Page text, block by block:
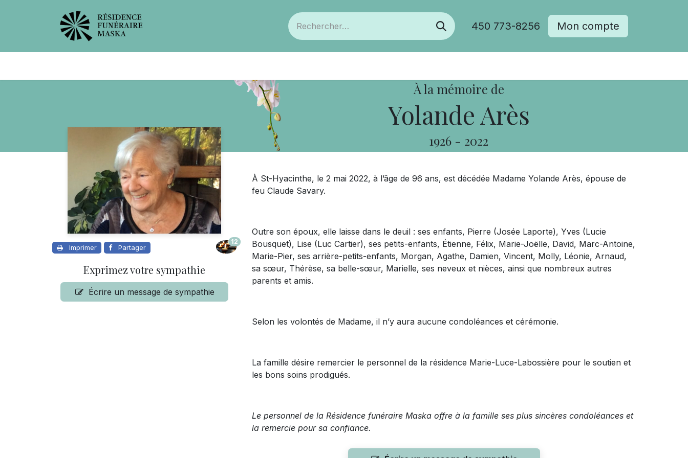
450 773-8256 Mon compte
À la mémoire de
Yolande Arès
1926 - 2022
Imprimer Partager
12
Exprimez votre sympathie
Écrire un message de sympathie
À St-Hyacinthe, le 2 mai 2022, à l’âge de 96 ans, est décédée Madame Yolande Arès, épouse de
feu Claude Savary.
Outre son époux, elle laisse dans le deuil : ses enfants, Pierre (Josée Laporte), Yves (Lucie
Bousquet), Lise (Luc Cartier), ses petits-enfants, Étienne, Félix, Marie-Joëlle, David, Marc-Antoine,
Marie-Pier, ses arrière-petits-enfants, Morgan, Agathe, Damien, Vincent, Molly, Léonie, Arnaud,
sa sœur, Thérèse, sa belle-sœur, Marielle, ses neveux et nièces, ainsi que nombreux autres
parents et amis.
Selon les volontés de Madame, il n’y aura aucune condoléances et cérémonie.
La famille désire remercier le personnel de la résidence Marie-Luce-Labossière pour le soutien et
les bons soins prodigués.
Le personnel de la Résidence funéraire Maska offre à la famille ses plus sincères condoléances et
la remercie pour sa confiance.